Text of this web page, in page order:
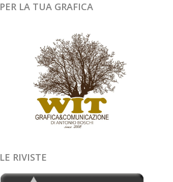
PER LA TUA GRAFICA
LE RIVISTE